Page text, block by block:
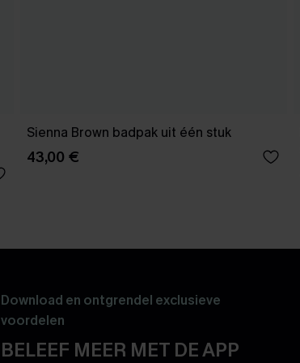
Sienna Brown badpak uit één stuk
43,00 €
Download en ontgrendel exclusieve
voordelen
BELEEF MEER MET DE APP